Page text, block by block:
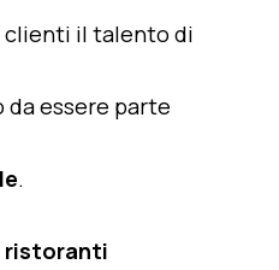
clienti il talento di
da essere parte
.
ristoranti